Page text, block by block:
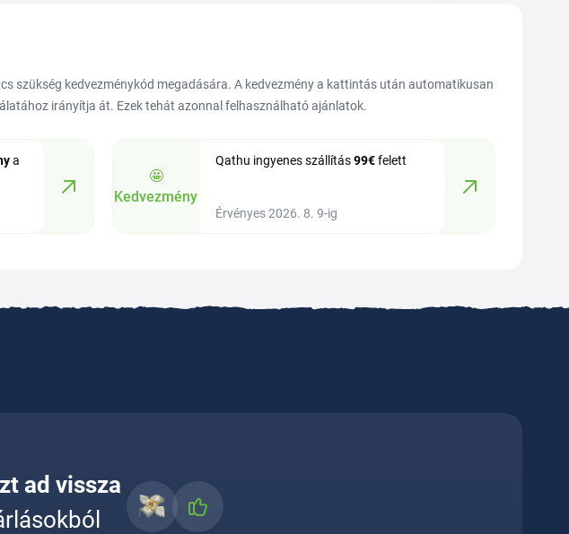
szükség kedvezménykód megadására. A kedvezmény a kattintás után automatikusan
irányítja át. Ezek tehát azonnal felhasználható ajánlatok.
a
🤩
Kedvezmény
Qathu ingyenes szállítás99€felett
Érvényes 2026. 8. 9-ig
ad vissza